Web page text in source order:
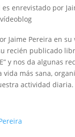
Jaime Pereira en su
recién publicado
y nos da algunas
vida más sana,
actividad diaria.